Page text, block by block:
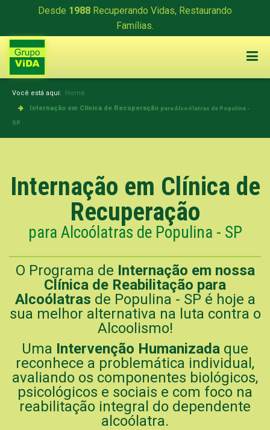
Desde 1988 Recuperando Vidas, Restaurando
Famílias.
Você está aqui: Home
Internação em Clínica de Recuperação para Alcoólatras de Populina -
SP
Internação em Clínica de
Recuperação
para Alcoólatras de Populina - SP
O Programa de Internação em nossa
Clínica de Reabilitação para
Alcoólatras de Populina - SP é hoje a
sua melhor alternativa na luta contra o
Alcoolismo!
Uma Intervenção Humanizada que
reconhece a problemática individual,
avaliando os componentes biológicos,
psicológicos e sociais e com foco na
reabilitação integral do dependente
alcoólatra.